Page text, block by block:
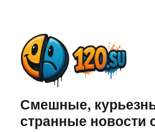
Смешные,
странные новости